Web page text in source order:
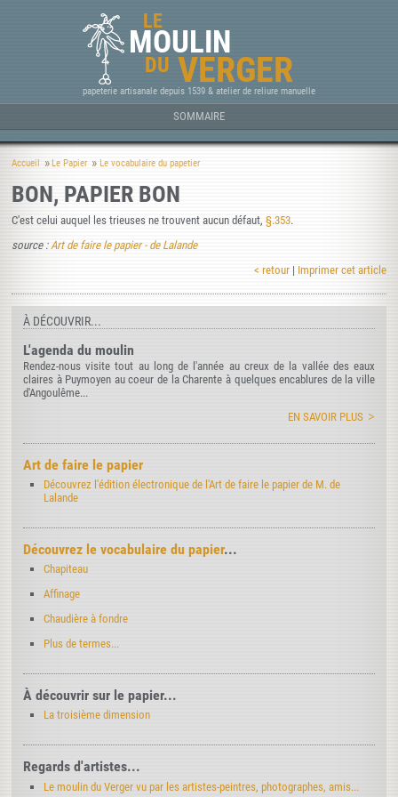
LE
MOULIN
DU VERGER
papeterie artisanale depuis 1539 & atelier de reliure manuelle
SOMMAIRE
Accueil Le Papier Le vocabulaire du papetier
BON, PAPIER BON
C'est celui auquel les trieuses ne trouvent aucun défaut, §.353.
source : Art de faire le papier - de Lalande
< retour | Imprimer cet article
À DÉCOUVRIR...
L'agenda du moulin
Rendez-nous visite tout au long de l'année au creux de la vallée des eaux
claires à Puymoyen au coeur de la Charente à quelques encablures de la ville
d'Angoulême...
EN SAVOIR PLUS
Art de faire le papier
Découvrez l'édition électronique de l'Art de faire le papier de M. de
Lalande
Découvrez le vocabulaire du papier...
Chapiteau
Affinage
Chaudière à fondre
Plus de termes...
À découvrir sur le papier...
La troisième dimension
Regards d'artistes...
Le moulin du Verger vu par les artistes-peintres, photographes, amis...